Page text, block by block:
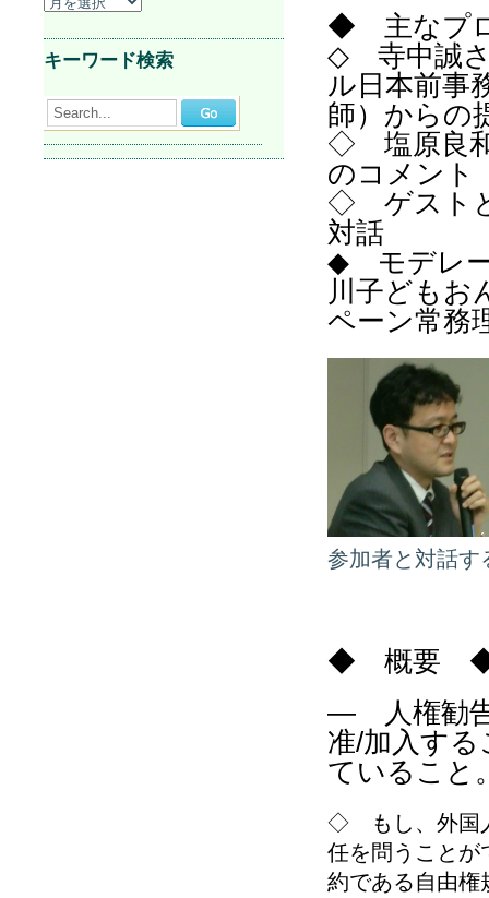
◆ 主なプ
◇ 寺中誠さ
ル日本前事
師）からの
◇ 塩原良和
のコメント
◇ ゲストと
対話
◆ モデレー
川子どもお
ペーン常務
参加者と対話す
◆ 概要 ◆
― 人権勧
准/加入す
ていること
◇ もし、外国
任を問うことが
約である自由権
キーワード検索
Search...